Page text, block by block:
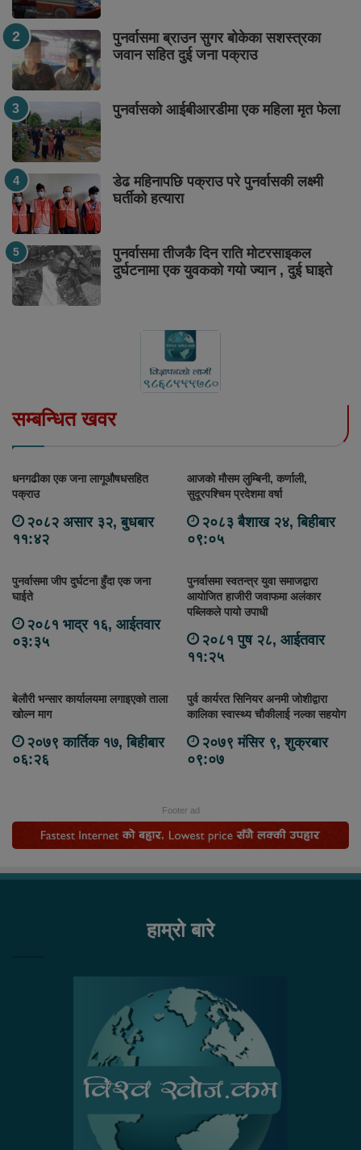
पुनर्वासमा ब्राउन सुगर बोकेका सशस्त्रका
जवान सहित दुई जना पक्राउ
पुनर्वासको आईबीआरडीमा एक महिला मृत फेला
डेढ महिनापछि पक्राउ परे पुनर्वासकी लक्ष्मी
घर्तीको हत्यारा
पुनर्वासमा तीजकै दिन राति मोटरसाइकल
दुर्घटनामा एक युवकको गयो ज्यान , दुई घाइते
सम्बन्धित खवर
धनगढीका एक जना लागूऔषधसहित
पक्राउ
२०८२ असार ३२, बुधबार
११:४२
आजको मौसम लुम्बिनी, कर्णाली,
सुदूरपश्चिम प्रदेशमा वर्षा
२०८३ बैशाख २४, बिहीबार
०९:०५
पुनर्वासमा जीप दुर्घटना हुँदा एक जना
घाईते
२०८१ भाद्र १६, आईतवार
०३:३५
पुनर्वासमा स्वतन्त्र युवा समाजद्वारा
आयोजित हाजीरी जवाफमा अलंकार
पब्लिकले पायो उपाधी
२०८१ पुष २८, आईतवार
११:२५
बेलौरी भन्सार कार्यालयमा लगाइएको ताला
खोल्न माग
२०७९ कार्तिक १७, बिहीबार
०६:२६
पुर्व कार्यरत सिनियर अनमी जोशीद्वारा
कालिका स्वास्थ्य चौकीलाई नल्का सहयोग
२०७९ मंसिर ९, शुक्रबार
०९:०७
Footer ad
हाम्रो बारे